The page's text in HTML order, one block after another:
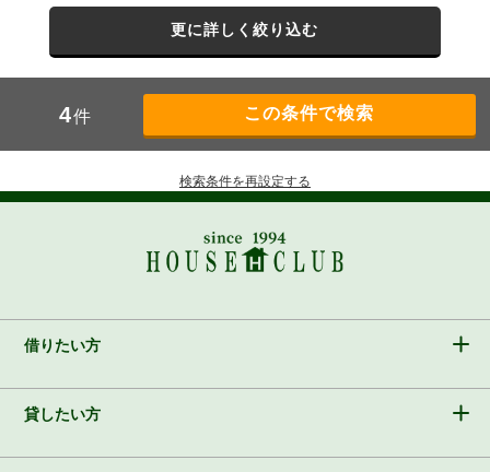
更に詳しく絞り込む
4件
検索条件を再設定する
借りたい方
貸したい方